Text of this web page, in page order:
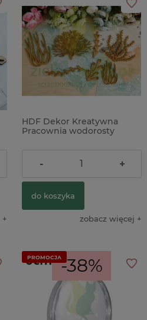
HDF Dekor Kreatywna
Pracownia wodorosty
12,00 zł
- +
do koszyka
zobacz więcej
-38%
PROMOCJA